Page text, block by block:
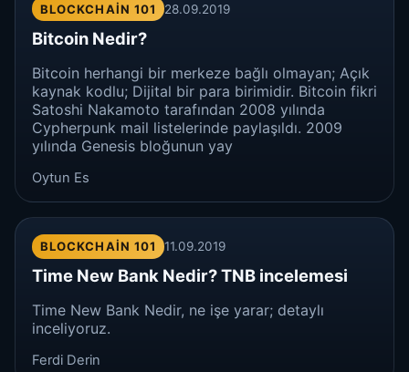
BLOCKCHAIN 101 28.09.2019
Bitcoin Nedir?
Bitcoin herhangi bir merkeze bağlı olmayan; Açık
kaynak kodlu; Dijital bir para birimidir. Bitcoin fikri
Satoshi Nakamoto tarafından 2008 yılında
Cypherpunk mail listelerinde paylaşıldı. 2009
yılında Genesis bloğunun yay
Oytun Es
BLOCKCHAIN 101 11.09.2019
Time New Bank Nedir? TNB incelemesi
Time New Bank Nedir, ne işe yarar; detaylı
inceliyoruz.
Ferdi Derin